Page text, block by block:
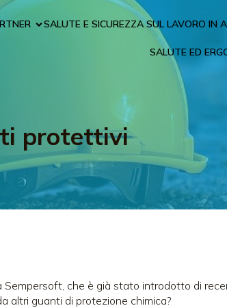
SALUTE E SICUREZZA SUL LAVORO IN
SALUTE ED
protettivi
che è già stato introdotto di
altri guanti di protezione chimica?